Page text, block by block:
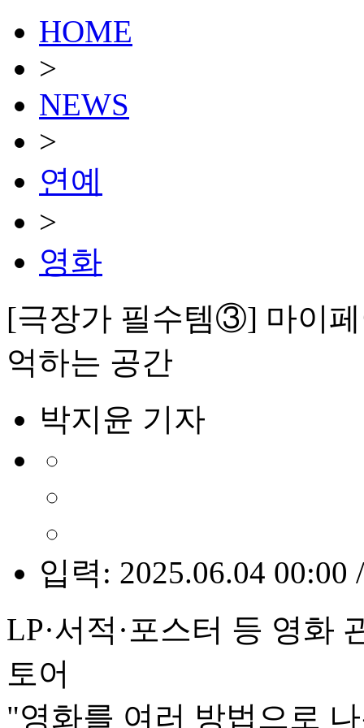
HOME
>
NEWS
>
연예
>
영화
[극장가 필수템③] 마이
억하는 공간
박지윤 기자
입력: 2025.06.04 00:00
LP·서적·포스터 등 영화
토어
"영화를 여러 방법으로